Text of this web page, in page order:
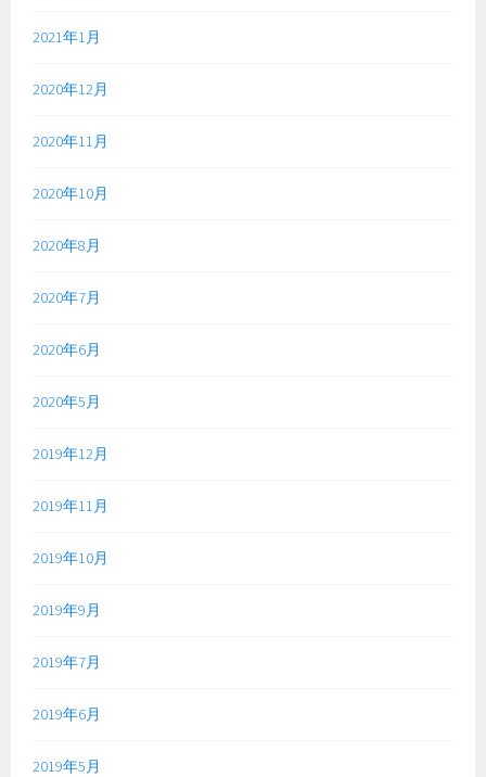
2021年1月
2020年12月
2020年11月
2020年10月
2020年8月
2020年7月
2020年6月
2020年5月
2019年12月
2019年11月
2019年10月
2019年9月
2019年7月
2019年6月
2019年5月